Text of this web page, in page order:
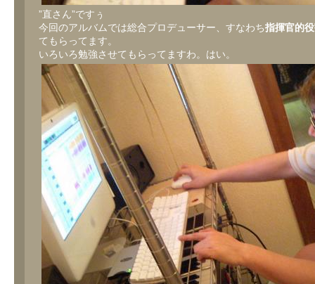
”直さん”ですぅ
今回のアルバムでは総合プロデューサー、すなわち指揮官的
てもらってます。
いろいろ勉強させてもらってますわ。はい。